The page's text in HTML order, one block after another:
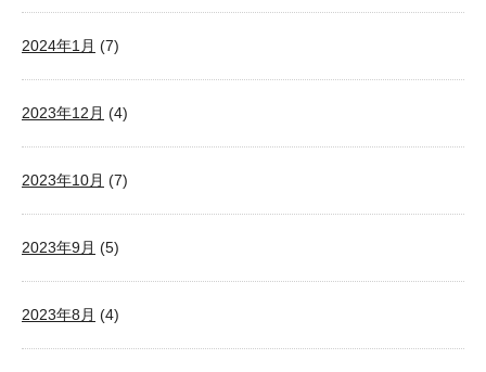
2024年1月 (7)
2023年12月 (4)
2023年10月 (7)
2023年9月 (5)
2023年8月 (4)